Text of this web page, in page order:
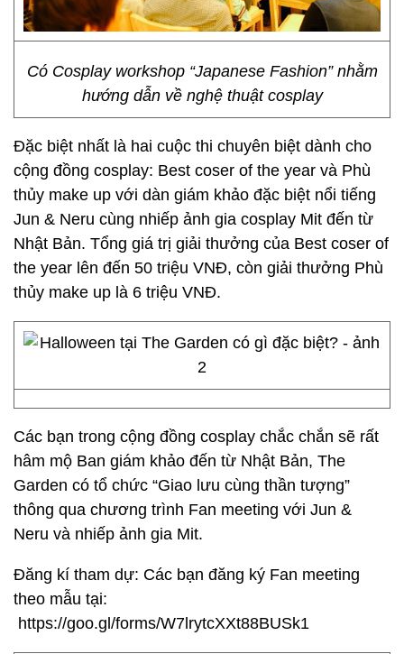
Có Cosplay workshop “Japanese Fashion” nhằm
hướng dẫn về nghệ thuật cosplay
Đặc biệt nhất là hai cuộc thi chuyên biệt dành cho
cộng đồng cosplay: Best coser of the year và Phù
thủy make up với dàn giám khảo đặc biệt nổi tiếng
Jun & Neru cùng nhiếp ảnh gia cosplay Mit đến từ
Nhật Bản. Tổng giá trị giải thưởng của Best coser of
the year lên đến 50 triệu VNĐ, còn giải thưởng Phù
thủy make up là 6 triệu VNĐ.
Các bạn trong cộng đồng cosplay chắc chắn sẽ rất
hâm mộ Ban giám khảo đến từ Nhật Bản, The
Garden có tổ chức “Giao lưu cùng thần tượng”
thông qua chương trình Fan meeting với Jun &
Neru và nhiếp ảnh gia Mit.
Đăng kí tham dự: Các bạn đăng ký Fan meeting
theo mẫu tại:
https://goo.gl/forms/W7lrytcXXt88BUSk1